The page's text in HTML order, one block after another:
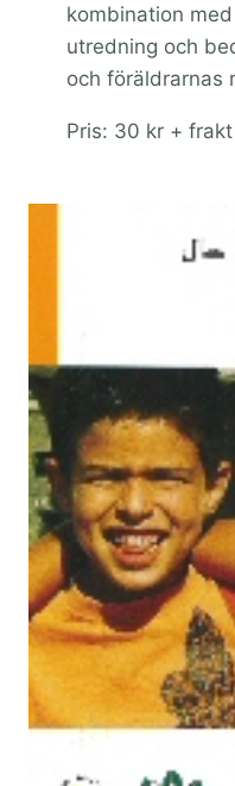
kombination
utredning och
och föräldrarnas
Pris: 30 kr + frakt